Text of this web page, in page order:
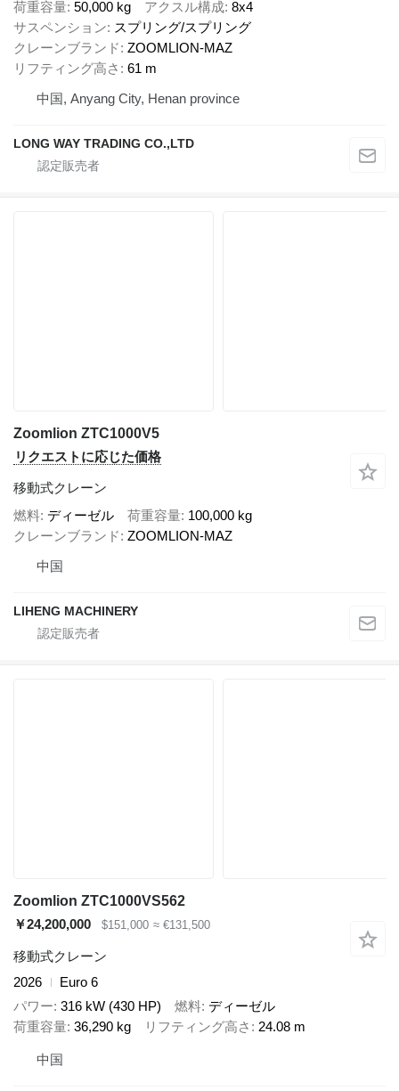
荷重容量 50,000 kg アクスル構成 8x4
サスペンション
スプリング/スプリング
クレーンブランド ZOOMLION-MAZ
リフティング高さ
61 m
中国, Anyang City, Henan province
LONG WAY TRADING CO.,LTD
Zoomlion ZTC1000V5
リクエストに応じた価格
移動式クレーン
燃料 ディーゼル 荷重容量 100,000 kg
クレーンブランド ZOOMLION-MAZ
中国
LIHENG MACHINERY
Zoomlion ZTC1000VS562
￥24,200,000
$151,000 ≈ €131,500
移動式クレーン
2026
Euro 6
パワー 316 kW (430 HP) 燃料 ディーゼル
荷重容量 36,290 kg リフティング高さ 24.08 m
中国